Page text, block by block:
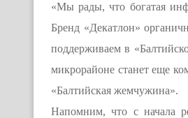
«Мы рады, что богатая
Бренд «Декатлон»
поддерживаем в
микрорайоне станет еще
«Балтийская жемчужина».
Напомним, что с начала